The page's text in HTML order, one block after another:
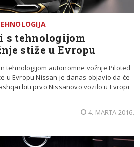
s tehnologijom
stiže u Evropu
tehnologijom autonomne vožnje Piloted
u Evropu Nissan je danas objavio da će
biti prvo Nissanovo vozilo u Evropi
4. MARTA 2016.